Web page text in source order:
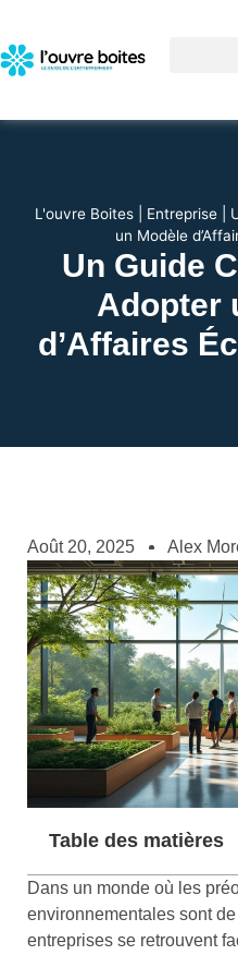
L'ouvre Boites| Entreprise|
un Modèle
Un Guide
Adopter
d’Affaires
Août 20, 2025 Alex
Table des matières
Dans un monde où les
environnementales sont
entreprises se retrouvent